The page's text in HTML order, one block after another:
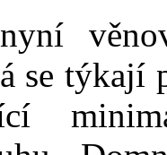
se týkají